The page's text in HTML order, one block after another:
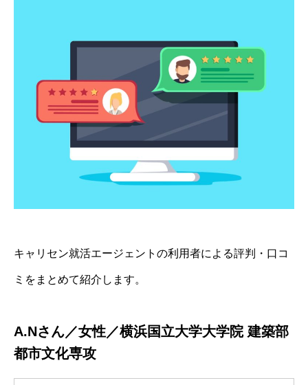
キャリセン就活エージェントの利用者による評判・口コ
ミをまとめて紹介します。
A.Nさん／女性／横浜国立大学大学院 建築部
都市文化専攻